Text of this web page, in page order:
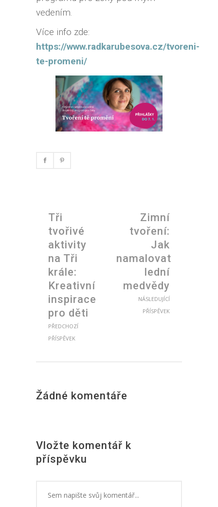
vedením.
Více info zde:
https://www.radkarubesova.cz/tvoreni-
te-promeni/
Tři
tvořivé
aktivity
na Tři
krále:
Kreativní
inspirace
pro děti
PŘEDCHOZÍ
PŘÍSPĚVEK
Zimní
tvoření:
Jak
namalovat
lední
medvědy
NÁSLEDUJÍCÍ
PŘÍSPĚVEK
Žádné komentáře
Vložte komentář k
příspěvku